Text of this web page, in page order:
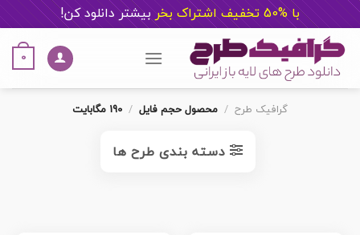
با %50 تخفیف اشتراک بخر بیشتر دانلود کن!
content
0
گرافیک طرح / محصول حجم فایل /
دسته بندی طرح ها